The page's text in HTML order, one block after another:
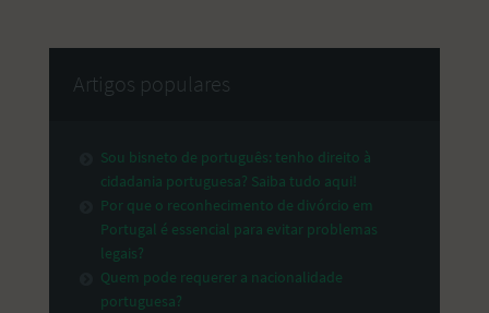
Artigos populares
Sou bisneto de português: tenho direito à
cidadania portuguesa? Saiba tudo aqui!
Por que o reconhecimento de divórcio em
Portugal é essencial para evitar problemas
legais?
Quem pode requerer a nacionalidade
portuguesa?